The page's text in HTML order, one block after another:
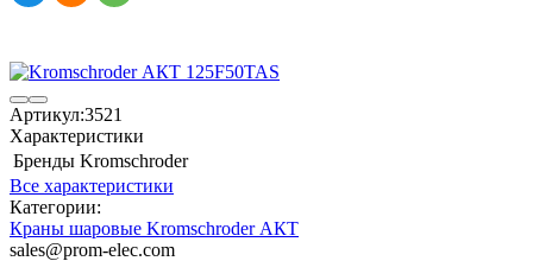
Артикул:3521
Характеристики
Бренды Kromschroder
Все характеристики
Категории:
Краны шаровые Kromschroder АКТ
sales@prom-elec.com